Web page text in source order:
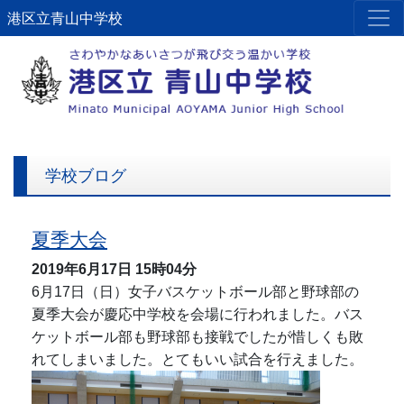
港区立青山中学校
学校ブログ
夏季大会
2019年6月17日 15時04分
6月17日（日）女子バスケットボール部と野球部の
夏季大会が慶応中学校を会場に行われました。バス
ケットボール部も野球部も接戦でしたが惜しくも敗
れてしまいました。とてもいい試合を行えました。